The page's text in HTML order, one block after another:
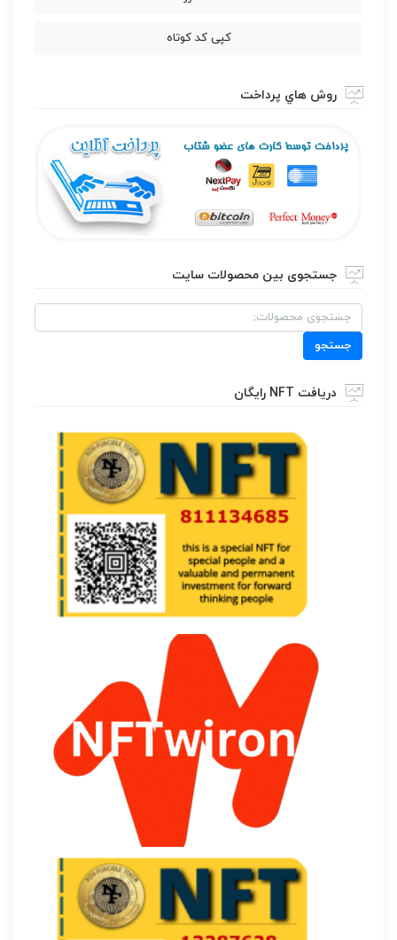
کپی کد کوتاه
روش هاي پرداخت
جستجوی بین محصولات سایت
جستجو
برای:
جستجو
دریافت NFT رایگان